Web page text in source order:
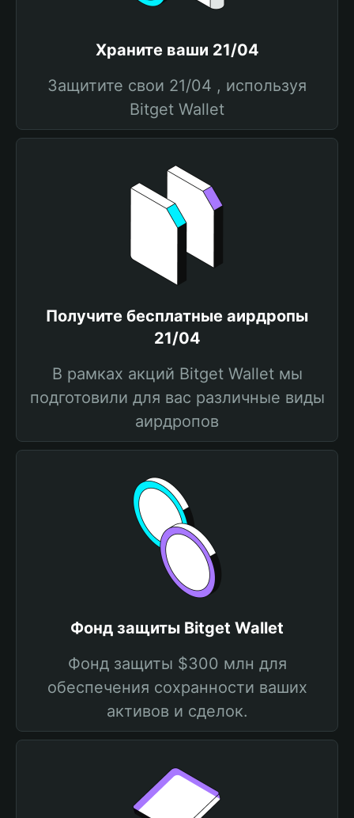
Храните ваши 21/04
Защитите свои 21/04 , используя
Bitget Wallet
Получите бесплатные аирдропы
21/04
В рамках акций Bitget Wallet мы
подготовили для вас различные виды
аирдропов
Фонд защиты Bitget Wallet
Фонд защиты $300 млн для
обеспечения сохранности ваших
активов и сделок.